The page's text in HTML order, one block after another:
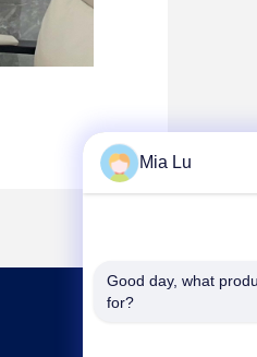
Mia Lu
Good day, what
for?